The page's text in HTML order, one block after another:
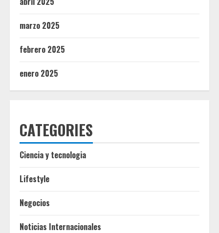
marzo 2025
febrero 2025
enero 2025
CATEGORIES
Ciencia y tecnologia
Lifestyle
Negocios
Noticias Internacionales